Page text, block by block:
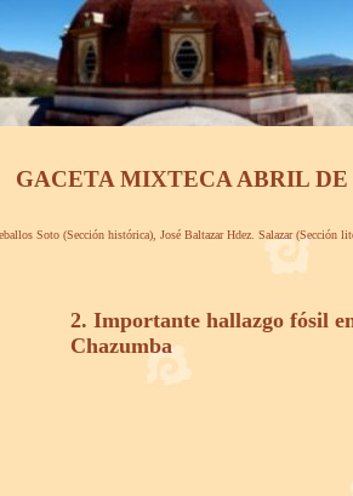
GACETA MIXTECA ABRIL DE
Soto (Sección histórica), José Baltazar Hdez. Salazar (Sección
2. Importante hallazgo fósil
Chazumba